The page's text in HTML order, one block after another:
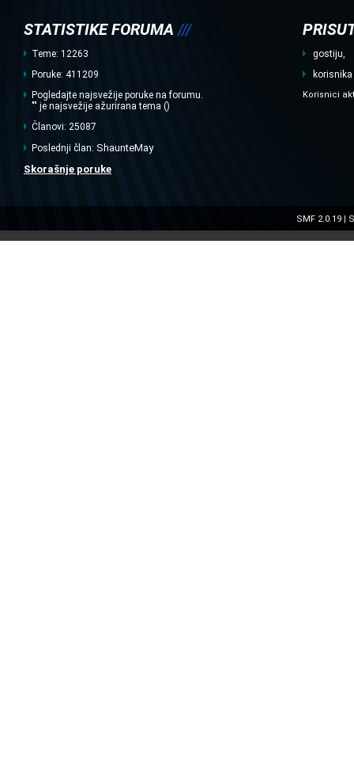
STATISTIKE FORUMA ///
Teme: 12263
Poruke: 411209
Pogledajte najsvežije poruke na forumu.
"" je najsvežije ažurirana tema ()
Članovi: 25087
Poslednji član: ShaunteMay
Skorašnje poruke
gostiju,
korisnika
Korisnici
SMF 2.0.19|